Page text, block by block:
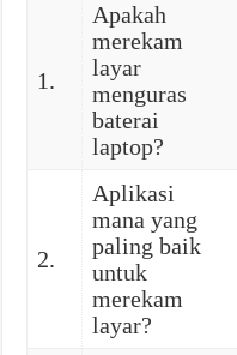
1.
Apakah
merekam
layar
menguras
baterai
laptop?
2.
Aplikasi
mana yang
paling baik
untuk
merekam
layar?